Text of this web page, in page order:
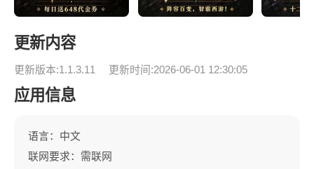
更新内容
更新版本:1.1.3.11 更新时间:2026-06-01 12:30:05
应用信息
语言：中文
联网要求：需联网